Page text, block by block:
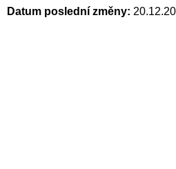
Datum poslední změny: